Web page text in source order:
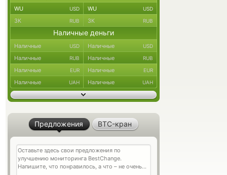
WU USD WU USD
ЗК RUB ЗК RUB
Наличные деньги
Наличные USD Наличные USD
Наличные RUB Наличные RUB
Наличные EUR Наличные EUR
Наличные UAH Наличные UAH
Предложения BTC-кран